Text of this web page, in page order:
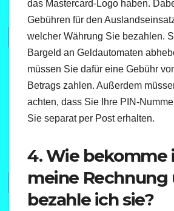
das Mastercard-Logo haben.
Gebühren für den
welcher Währung Sie bezahlen.
Bargeld an Geldautomaten
müssen Sie dafür eine Gebühr
Betrags zahlen. Außerdem
achten, dass Sie Ihre PIN-
Sie separat per Post erhalten.
4. Wie bekomme
meine Rechnung
bezahle ich sie?